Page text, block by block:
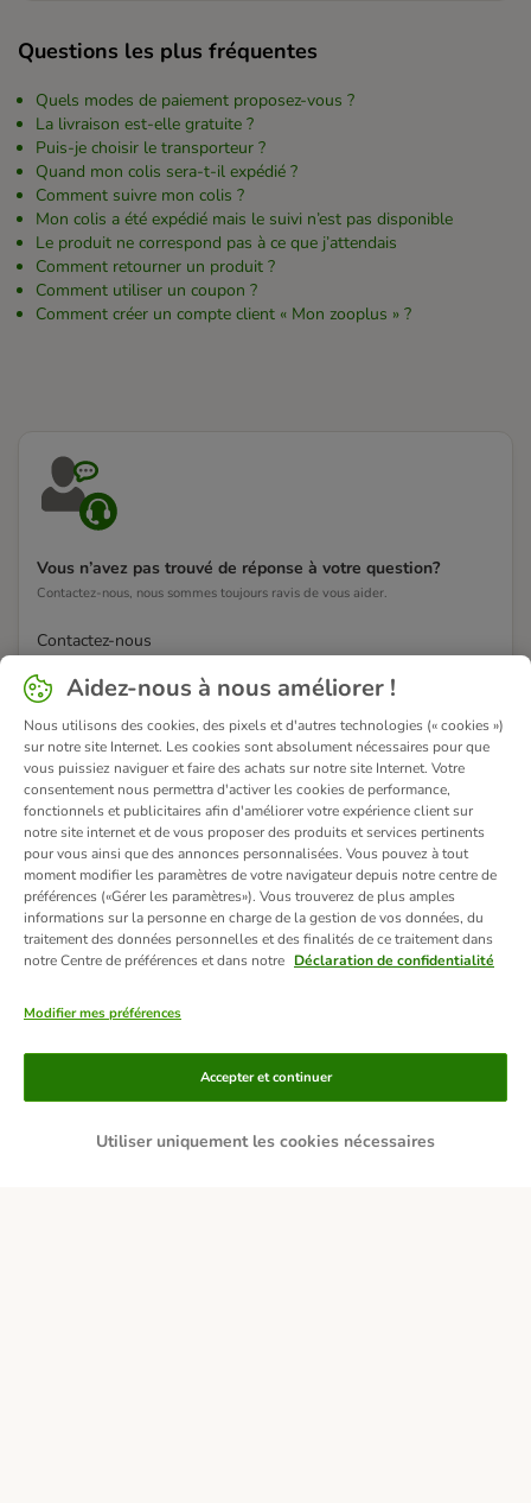
Questions les plus fréquentes
Quels modes de paiement proposez-vous ?
La livraison est-elle gratuite ?
Puis-je choisir le transporteur ?
Quand mon colis sera-t-il expédié ?
Comment suivre mon colis ?
Mon colis a été expédié mais le suivi n’est pas disponible
Le produit ne correspond pas à ce que j’attendais
Comment retourner un produit ?
Comment utiliser un coupon ?
Comment créer un compte client « Mon zooplus » ?
Vous n’avez pas trouvé de réponse à votre question?
Contactez-nous, nous sommes toujours ravis de vous aider.
Contactez-nous
Aidez-nous à nous améliorer !
Nous utilisons des cookies, des pixels et d'autres technologies (« cookies »)
sur notre site Internet. Les cookies sont absolument nécessaires pour que
vous puissiez naviguer et faire des achats sur notre site Internet. Votre
consentement nous permettra d'activer les cookies de performance,
fonctionnels et publicitaires afin d'améliorer votre expérience client sur
notre site internet et de vous proposer des produits et services pertinents
pour vous ainsi que des annonces personnalisées. Vous pouvez à tout
moment modifier les paramètres de votre navigateur depuis notre centre de
préférences («Gérer les paramètres»). Vous trouverez de plus amples
informations sur la personne en charge de la gestion de vos données, du
traitement des données personnelles et des finalités de ce traitement dans
notre Centre de préférences et dans notre Déclaration de confidentialité
Modifier mes préférences
Utiliser uniquement les cookies nécessaires
Accepter et continuer